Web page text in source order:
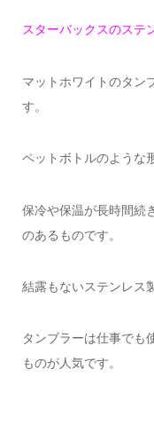
スターバックスのステ
マットホワイトのタン
す。
ペットボトルのような
保冷や保温が長時間続き
のあるものです。
結露もないステンレス
タンブラーは仕事でも
ものが人気です。